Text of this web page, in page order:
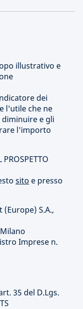
illustrativo e
dei
l'utile che ne
e gli
l'importo
PROSPETTO
sito e presso
S.A.,
Imprese n.
35 del D.Lgs.